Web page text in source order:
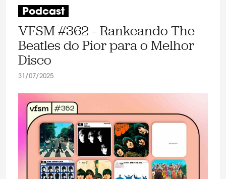
Podcast
VFSM #362 – Rankeando The
Beatles do Pior para o Melhor
Disco
31/07/2025